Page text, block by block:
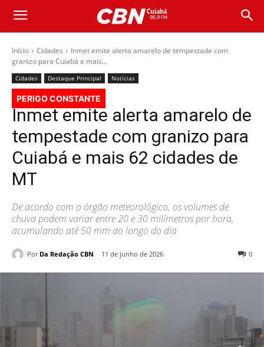
Início Cidades
Inmet emite alerta amarelo de tempestade com
granizo para Cuiabá e mais...
Cidades Destaque Principal Notícias
PERIGO CONSTANTE
Inmet emite alerta amarelo de
tempestade com granizo para
Cuiabá e mais 62 cidades de
MT
De acordo com o órgão meteorológico, os volumes de
chuva podem variar entre 20 e 30 milímetros por hora,
acumulando até 50 mm ao longo do dia
Por Da Redação CBN 11 de junho de 2026 0